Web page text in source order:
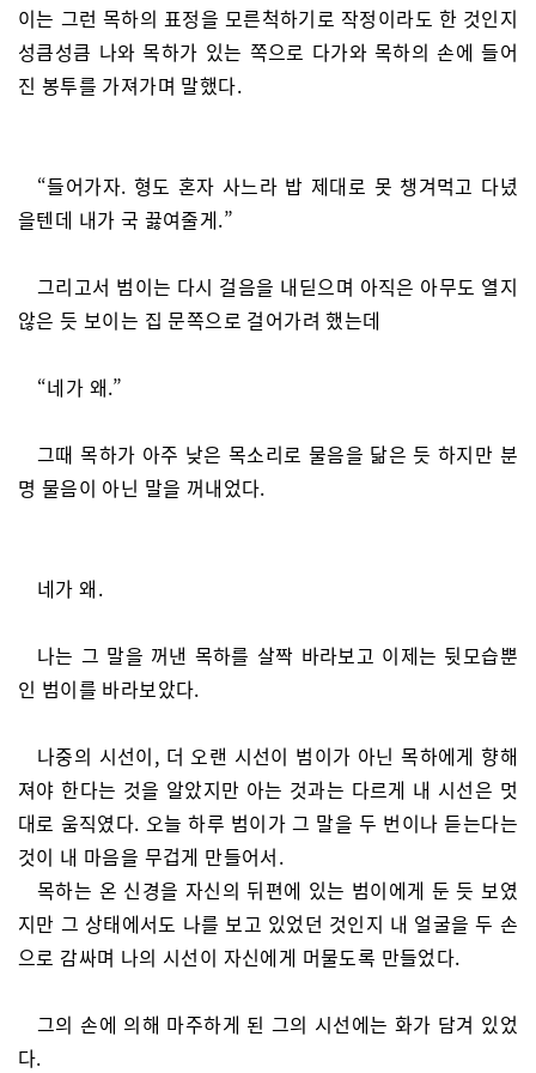
이는 그런 목하의 표정을 모른척하기로 작정이라도 한 것인지
성큼성큼 나와 목하가 있는 쪽으로 다가와 목하의 손에 들어
진 봉투를 가져가며 말했다.
“들어가자. 형도 혼자 사느라 밥 제대로 못 챙겨먹고 다녔
을텐데 내가 국 끓여줄게.”
그리고서 범이는 다시 걸음을 내딛으며 아직은 아무도 열지
않은 듯 보이는 집 문쪽으로 걸어가려 했는데
“네가 왜.”
그때 목하가 아주 낮은 목소리로 물음을 닮은 듯 하지만 분
명 물음이 아닌 말을 꺼내었다.
네가 왜.
나는 그 말을 꺼낸 목하를 살짝 바라보고 이제는 뒷모습뿐
인 범이를 바라보았다.
나중의 시선이, 더 오랜 시선이 범이가 아닌 목하에게 향해
져야 한다는 것을 알았지만 아는 것과는 다르게 내 시선은 멋
대로 움직였다. 오늘 하루 범이가 그 말을 두 번이나 듣는다는
것이 내 마음을 무겁게 만들어서.
목하는 온 신경을 자신의 뒤편에 있는 범이에게 둔 듯 보였
지만 그 상태에서도 나를 보고 있었던 것인지 내 얼굴을 두 손
으로 감싸며 나의 시선이 자신에게 머물도록 만들었다.
그의 손에 의해 마주하게 된 그의 시선에는 화가 담겨 있었
다.